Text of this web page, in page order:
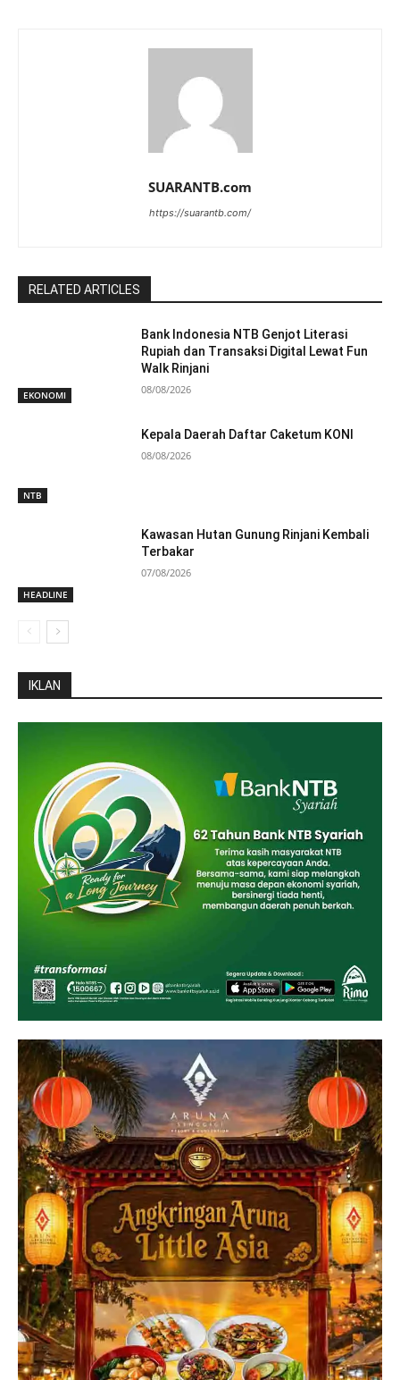
SUARANTB.com
https://suarantb.com/
RELATED ARTICLES
EKONOMI
Bank Indonesia NTB Genjot Literasi
Rupiah dan Transaksi Digital Lewat Fun
Walk Rinjani
08/08/2026
NTB
Kepala Daerah Daftar Caketum KONI
08/08/2026
HEADLINE
Kawasan Hutan Gunung Rinjani Kembali
Terbakar
07/08/2026
IKLAN